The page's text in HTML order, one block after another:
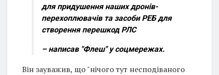
для придушення наших дронів-
перехоплювачів та засоби РЕБ для
створення перешкод РЛС
– написав "Флеш" у соцмережах.
Він зауважив, що "нічого тут несподіваного